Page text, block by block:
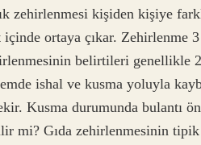
zehirlenmesi kişiden kişiye
içinde ortaya çıkar. Zehirlenme
belirtileri genellikle
ishal ve kusma yoluyla
Kusma durumunda bulantı
mi? Gıda zehirlenmesinin